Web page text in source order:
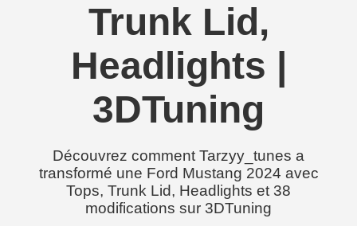
Trunk Lid,
Headlights |
3DTuning
Découvrez comment Tarzyy_tunes a
transformé une Ford Mustang 2024 avec
Tops, Trunk Lid, Headlights et 38
modifications sur 3DTuning